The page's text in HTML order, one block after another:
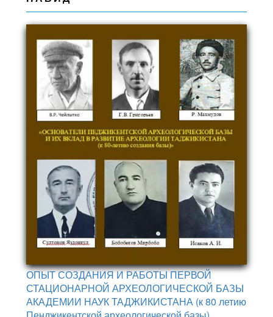
ОПЫТ СОЗДАНИЯ И РАБОТЫ ПЕРВОЙ
СТАЦИОНАРНОЙ АРХЕОЛОГИЧЕСКОЙ БАЗЫ
АКАДЕМИИ НАУК ТАДЖИКИСТАНА (к 80 летию